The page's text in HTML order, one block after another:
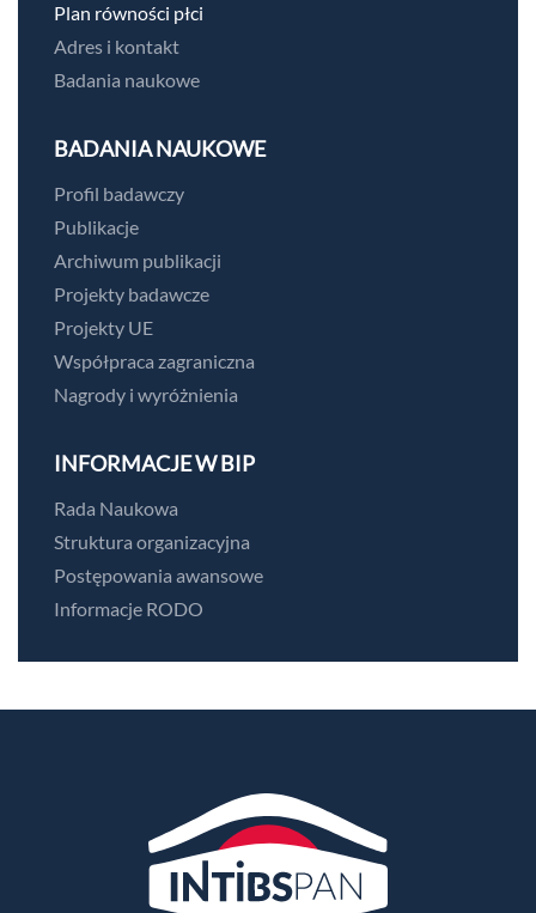
Plan równości płci
Adres i kontakt
Badania naukowe
BADANIA NAUKOWE
Profil badawczy
Publikacje
Archiwum publikacji
Projekty badawcze
Projekty UE
Współpraca zagraniczna
Nagrody i wyróżnienia
INFORMACJE W BIP
Rada Naukowa
Struktura organizacyjna
Postępowania awansowe
Informacje RODO